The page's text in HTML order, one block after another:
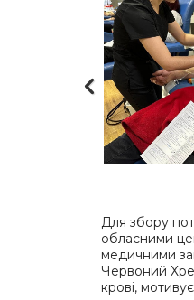
Для збору
обласними
медичними
Червоний
крові,